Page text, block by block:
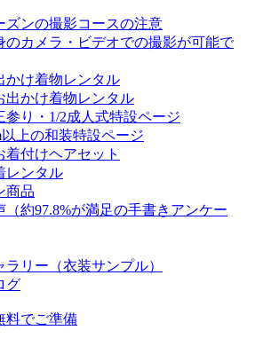
ズンの撮影コースの注意
のカメラ・ビデオでの撮影が可能で
かけ着物レンタル
出かけ着物レンタル
参り・1/2成人式特設ページ
以上の和装特設ページ
着付けヘアセット
レンタル
商品
（約97.8%が満足の手書きアンケー
ラリー（衣装サンプル）
グ
料でご準備